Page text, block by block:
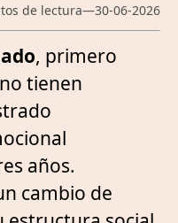
de lectura—30-06-2026
, primero
tienen
años.
cambio de